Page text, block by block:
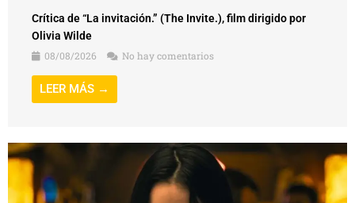
Crítica de “La invitación.” (The Invite.), film dirigido por
Olivia Wilde
08/08/2026
No hay comentarios
LEER MÁS →